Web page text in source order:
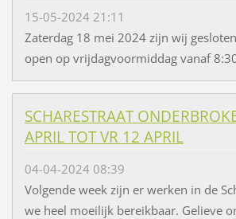
15-05-2024 21:11
Zaterdag 18 mei 2024 zijn wij
open op vrijdagvoormiddag vanaf
SCHARESTRAAT
APRIL TOT VR 12 APRIL
04-04-2024 08:39
Volgende week zijn er werken in de
we heel moeilijk bereikbaar. Gelieve